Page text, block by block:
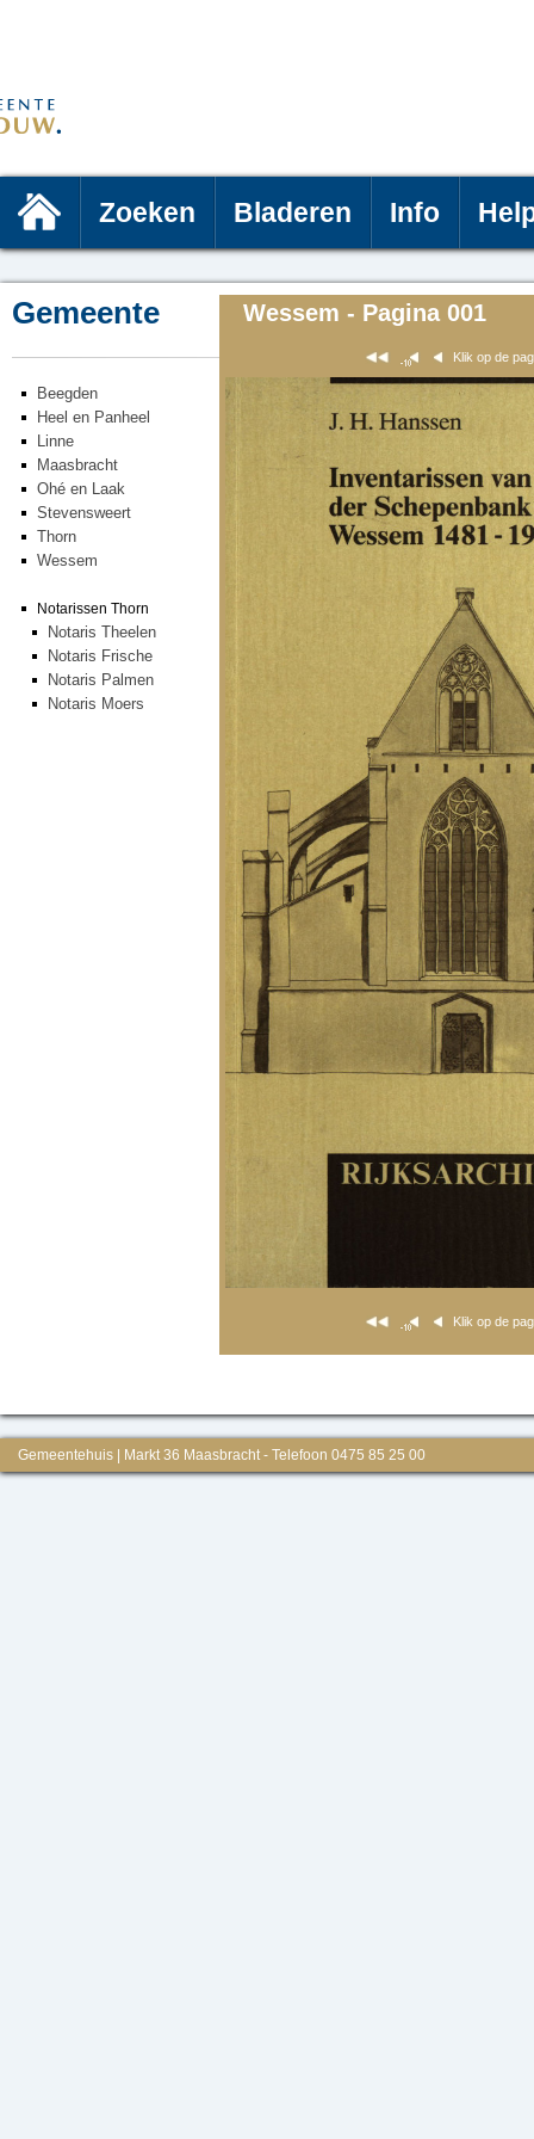
Zoeken Bladeren Info
Gemeente
Beegden
Heel en Panheel
Linne
Maasbracht
Ohé en Laak
Stevensweert
Thorn
Wessem
Notarissen Thorn
Notaris Theelen
Notaris Frische
Notaris Palmen
Notaris Moers
Wessem - Pagina 001
Klik op de
Klik op de
Gemeentehuis | Markt 36 Maasbracht - Telefoon 0475 85 25 00